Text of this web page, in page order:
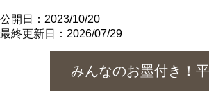
公開日：2023/10/20
最終更新日：2026/07/29
みんなのお墨付き！